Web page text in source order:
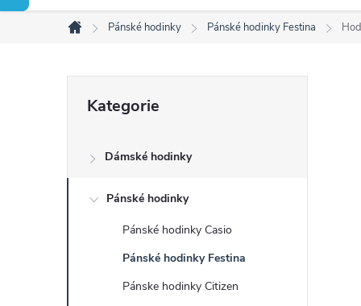
Domů
Pánské hodinky Pánské hodinky Festina
s
kategorie
Kategorie
Dámské hodinky
Pánské hodinky
Pánské hodinky Casio
Pánské hodinky Festina
Pánske hodinky Citizen